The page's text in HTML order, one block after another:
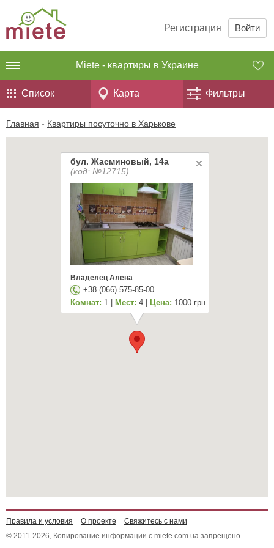
Регистрация Войти
Miete - квартиры в Украине
Список Карта Фильтры
Главная - Квартиры посуточно в Харькове
бул. Жасминовый, 14а
(код: №12715)
Владелец Алена
+38 (066) 575-85-00
Комнат: 1 | Мест: 4 | Цена: 1000 грн
Правила и условия О проекте
Свяжитесь с нами
© 2011-2026, Копирование информации с miete.com.ua запрещено.